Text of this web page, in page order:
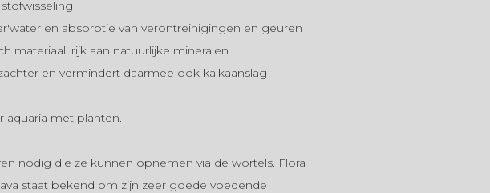
en absorptie van verontreinigingen en geuren
materiaal, rijk aan natuurlijke mineralen
en vermindert daarmee ook kalkaanslag
aquaria met planten.
nodig die ze kunnen opnemen via de wortels. Flora
staat bekend om zijn zeer goede voedende